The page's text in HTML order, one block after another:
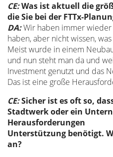
CE:Was ist aktuell die
die Sie bei der FTTx-
DA:Wir haben immer wieder
haben, aber nicht wissen,
Meist wurde in einem
und nun steht man da und
Investment genutzt und das
Das ist eine große
CE:Sicher ist es oft so,
Stadtwerk oder ein
Herausforderungen
Unterstützung benötigt.
an?